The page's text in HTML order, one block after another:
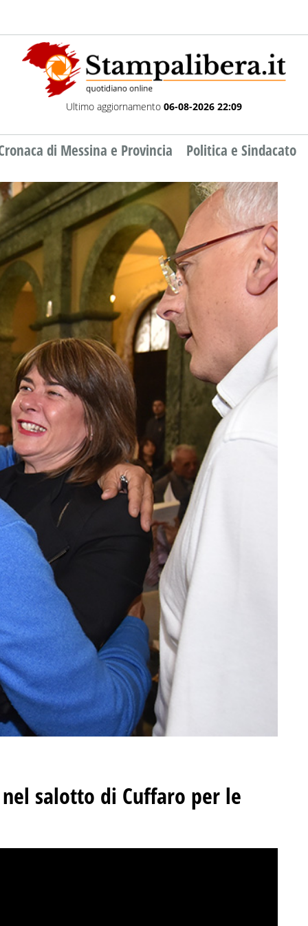
Ultimo aggiornamento 06-08-2026 22:09
di Messina e Provincia Politica e Sindacato
nel salotto di Cuffaro per le